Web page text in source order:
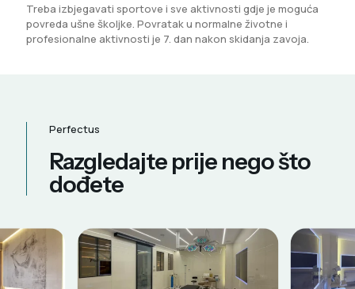
Treba izbjegavati sportove i sve aktivnosti gdje je moguća
povreda ušne školjke. Povratak u normalne životne i
profesionalne aktivnosti je 7. dan nakon skidanja zavoja.
Perfectus
Razgledajte prije nego što
dođete